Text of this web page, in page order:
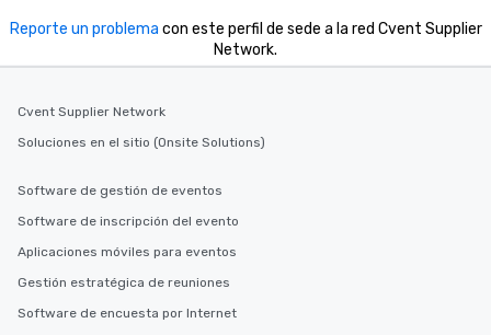
Reporte un problema con este perfil de sede a la red Cvent Supplier
Network.
Cvent Supplier Network
Soluciones en el sitio (Onsite Solutions)
Software de gestión de eventos
Software de inscripción del evento
Aplicaciones móviles para eventos
Gestión estratégica de reuniones
Software de encuesta por Internet